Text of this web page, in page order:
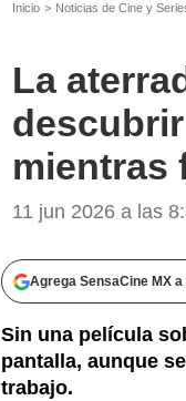
Inicio Noticias de Cine y
La
mientras
11 jun 2026 a las
Agrega SensaCine MX
Sin una película
pantalla, aunque
trabajo.